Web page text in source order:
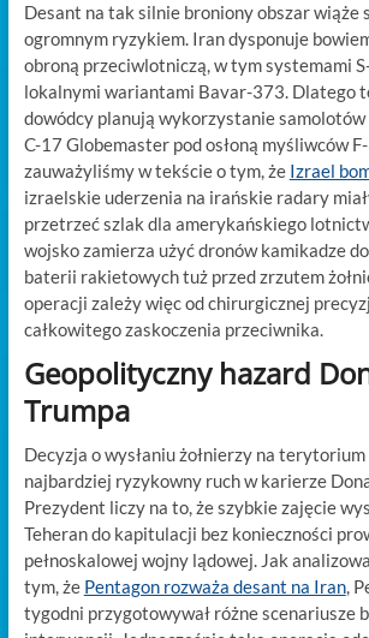
Desant na tak silnie broniony obszar wiąże
ogromnym ryzykiem. Iran dysponuje
obroną przeciwlotniczą, w tym systemami
lokalnymi wariantami Bavar-373. Dlatego
dowódcy planują wykorzystanie
C-17 Globemaster pod osłoną myśliwców
zauważyliśmy w tekście o tym, że Izrael
izraelskie uderzenia na irańskie radary
przetrzeć szlak dla amerykańskiego
wojsko zamierza użyć dronów kamikadze
baterii rakietowych tuż przed zrzutem
operacji zależy więc od chirurgicznej
całkowitego zaskoczenia przeciwnika.
Geopolityczny hazard
Trumpa
Decyzja o wysłaniu żołnierzy na
najbardziej ryzykowny ruch w karierze
Prezydent liczy na to, że szybkie zajęcie
Teheran do kapitulacji bez konieczności
pełnoskalowej wojny lądowej. Jak
tym, że Pentagon rozważa desant na Iran,
tygodni przygotowywał różne scenariusze